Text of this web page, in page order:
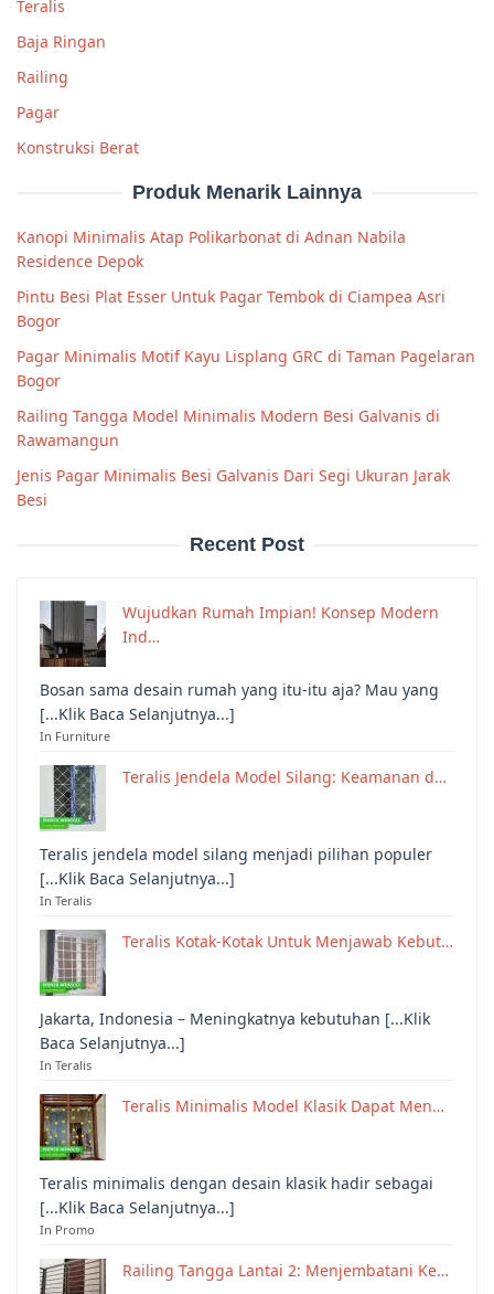
Teralis
Baja Ringan
Railing
Pagar
Konstruksi Berat
Produk Menarik Lainnya
Kanopi Minimalis Atap Polikarbonat di Adnan Nabila
Residence Depok
Pintu Besi Plat Esser Untuk Pagar Tembok di Ciampea Asri
Bogor
Pagar Minimalis Motif Kayu Lisplang GRC di Taman Pagelaran
Bogor
Railing Tangga Model Minimalis Modern Besi Galvanis di
Rawamangun
Jenis Pagar Minimalis Besi Galvanis Dari Segi Ukuran Jarak
Besi
Recent Post
Wujudkan Rumah Impian! Konsep Modern
Ind…
Bosan sama desain rumah yang itu-itu aja? Mau yang
[...Klik Baca Selanjutnya...]
In Furniture
Teralis Jendela Model Silang: Keamanan d…
Teralis jendela model silang menjadi pilihan populer
[...Klik Baca Selanjutnya...]
In Teralis
Teralis Kotak-Kotak Untuk Menjawab Kebut…
Jakarta, Indonesia – Meningkatnya kebutuhan [...Klik
Baca Selanjutnya...]
In Teralis
Teralis Minimalis Model Klasik Dapat Men…
Teralis minimalis dengan desain klasik hadir sebagai
[...Klik Baca Selanjutnya...]
In Promo
Railing Tangga Lantai 2: Menjembatani Ke…